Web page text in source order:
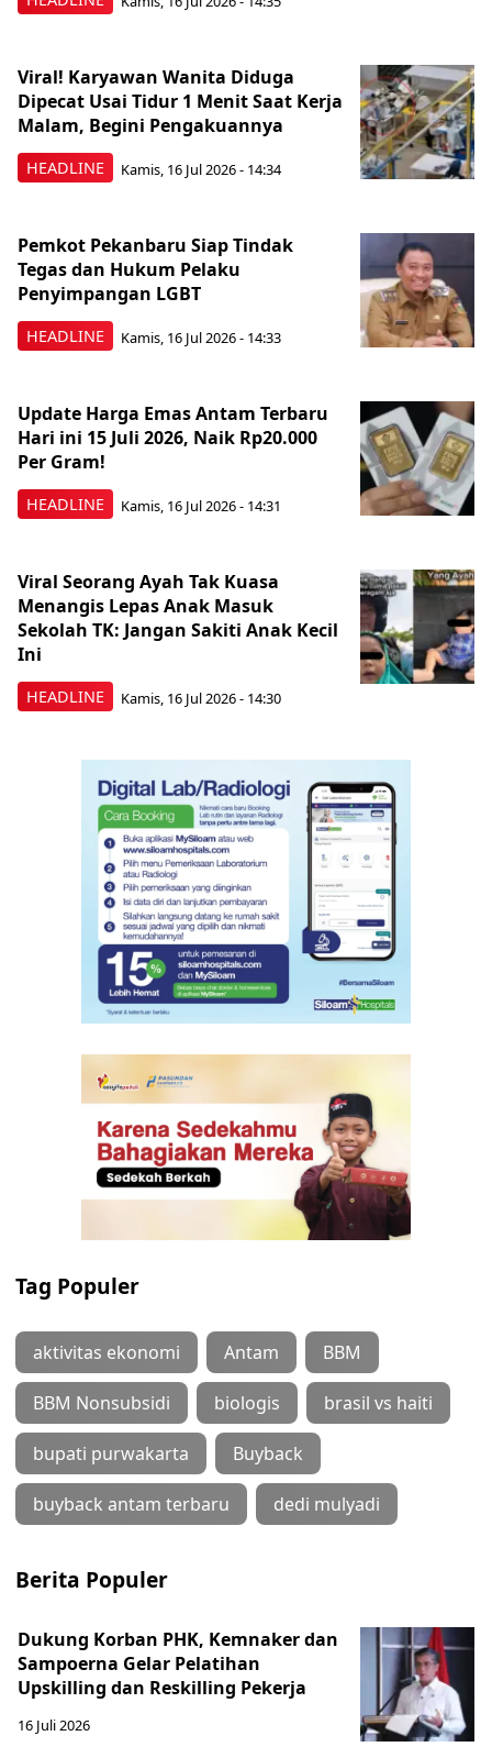
HEADLINE
Viral! Karyawan Wanita Diduga
Dipecat Usai Tidur 1 Menit Saat Kerja
Malam, Begini Pengakuannya
Kamis, 16 Jul 2026 - 14:34
HEADLINE
Pemkot Pekanbaru Siap Tindak
Tegas dan Hukum Pelaku
Penyimpangan LGBT
Kamis, 16 Jul 2026 - 14:33
HEADLINE
Update Harga Emas Antam Terbaru
Hari ini 15 Juli 2026, Naik Rp20.000
Per Gram!
Kamis, 16 Jul 2026 - 14:31
HEADLINE
Viral Seorang Ayah Tak Kuasa
Menangis Lepas Anak Masuk
Sekolah TK: Jangan Sakiti Anak Kecil
Ini
Kamis, 16 Jul 2026 - 14:30
Tag Populer
aktivitas ekonomi Antam BBM
BBM Nonsubsidi biologis brasil vs haiti
bupati purwakarta Buyback
buyback antam terbaru dedi mulyadi
Berita Populer
Dukung Korban PHK, Kemnaker dan
Sampoerna Gelar Pelatihan
Upskilling dan Reskilling Pekerja
16 Juli 2026